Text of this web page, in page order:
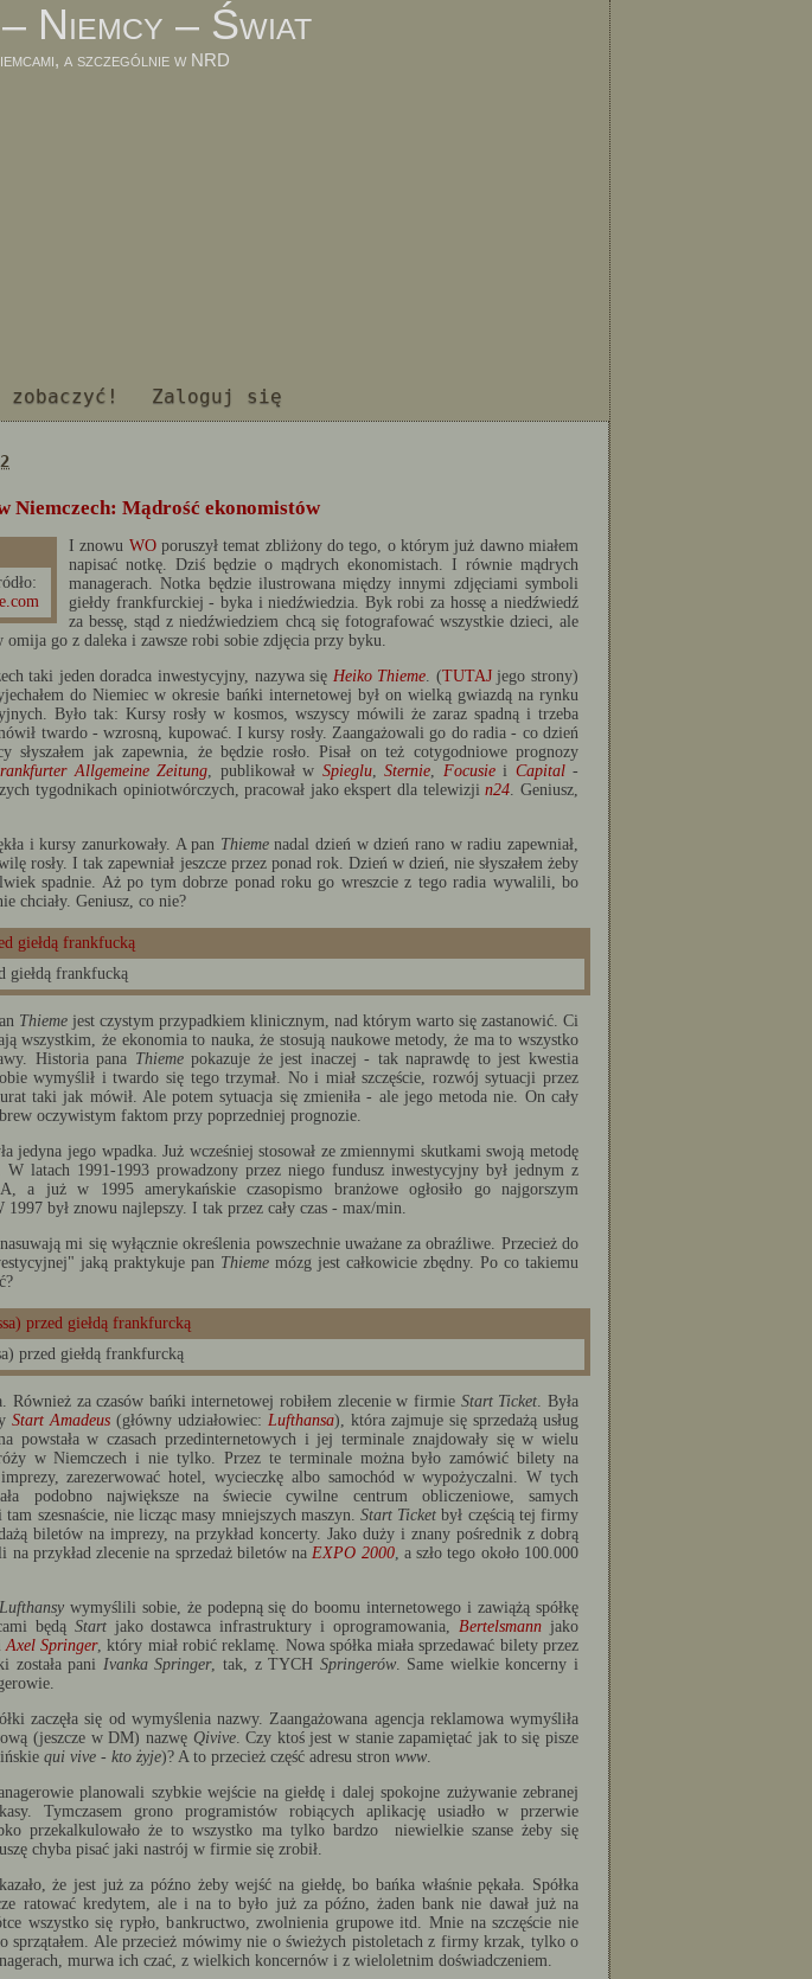
Niemcy – Świat
a szczególnie w NRD
zobaczyć! Zaloguj się
Niemczech: Mądrość ekonomistów
I znowu WOporuszył temat zbliżony do tego, o którym już dawno miałem
napisać notkę. Dziś będzie o mądrych ekonomistach. I równie mądrych
managerach. Notka będzie ilustrowana między innymi zdjęciami symboli
giełdy frankfurckiej - byka i niedźwiedzia. Byk robi za hossę a niedźwiedź
za bessę, stąd z niedźwiedziem chcą się fotografować wszystkie dzieci, ale
omija go z daleka i zawsze robi sobie zdjęcia przy byku.
taki jeden doradca inwestycyjny, nazywa się Heiko Thieme. (TUTAJjego strony)
do Niemiec w okresie bańki internetowej był on wielką gwiazdą na rynku
Było tak: Kursy rosły w kosmos, wszyscy mówili że zaraz spadną i trzeba
twardo - wzrosną, kupować. I kursy rosły. Zaangażowali go do radia - co dzień
słyszałem jak zapewnia, że będzie rosło. Pisał on też cotygodniowe prognozy
Allgemeine Zeitung, publikował w Spieglu, Sternie, Focusiei Capital-
tygodnikach opiniotwórczych, pracował jako ekspert dla telewizjin24. Geniusz,
i kursy zanurkowały. A pan Thiemenadal dzień w dzień rano w radiu zapewniał,
rosły. I tak zapewniał jeszcze przez ponad rok. Dzień w dzień, nie słyszałem żeby
spadnie. Aż po tym dobrze ponad roku go wreszcie z tego radia wywalili, bo
chciały. Geniusz, co nie?
giełdą frankfucką
Thieme jest czystym przypadkiem klinicznym, nad którym warto się zastanowić. Ci
wszystkim, że ekonomia to nauka, że stosują naukowe metody, że ma to wszystko
Historia pana Thiemepokazuje że jest inaczej - tak naprawdę to jest kwestia
wymyślił i twardo się tego trzymał. No i miał szczęście, rozwój sytuacji przez
taki jak mówił. Ale potem sytuacja się zmieniła - ale jego metoda nie. On cały
oczywistym faktom przy poprzedniej prognozie.
jedyna jego wpadka. Już wcześniej stosował ze zmiennymi skutkami swoją metodę
W latach 1991-1993 prowadzony przez niego fundusz inwestycyjny był jednym z
a już w 1995 amerykańskie czasopismo branżowe ogłosiło go najgorszym
1997 był znowu najlepszy. I tak przez cały czas - max/min.
mi się wyłącznie określenia powszechnie uważane za obraźliwe. Przecież do
jaką praktykuje pan Thieme mózg jest całkowicie zbędny. Po co takiemu
przed giełdą frankfurcką
Również za czasów bańki internetowej robiłem zlecenie w firmie Start Ticket. Była
Start Amadeus (główny udziałowiec: Lufthansa), która zajmuje się sprzedażą usług
powstała w czasach przedinternetowych i jej terminale znajdowały się w wielu
w Niemczech i nie tylko. Przez te terminale można było zamówić bilety na
zarezerwować hotel, wycieczkę albo samochód w wypożyczalni. W tych
podobno największe na świecie cywilne centrum obliczeniowe, samych
szesnaście, nie licząc masy mniejszych maszyn. Start Ticket był częścią tej firmy
biletów na imprezy, na przykład koncerty. Jako duży i znany pośrednik z dobrą
na przykład zlecenie na sprzedaż biletów naEXPO 2000, a szło tego około 100.000
Lufthansywymyślili sobie, że podepną się do boomu internetowego i zawiążą spółkę
będą Startjako dostawca infrastruktury i oprogramowania,Bertelsmann jako
Axel Springer, który miał robić reklamę. Nowa spółka miała sprzedawać bilety przez
została pani Ivanka Springer, tak, z TYCH Springerów. Same wielkie koncerny i
zaczęła się od wymyślenia nazwy. Zaangażowana agencja reklamowa wymyśliła
(jeszcze w DM) nazwę Qivive. Czy ktoś jest w stanie zapamiętać jak to się pisze
qui vive - kto żyje)? A to przecież część adresu stron www.
planowali szybkie wejście na giełdę i dalej spokojne zużywanie zebranej
Tymczasem grono programistów robiących aplikację usiadło w przerwie
przekalkulowało że to wszystko ma tylko bardzo niewielkie szanse żeby się
chyba pisać jaki nastrój w firmie się zrobił.
że jest już za późno żeby wejść na giełdę, bo bańka właśnie pękała. Spółka
ratować kredytem, ale i na to było już za późno, żaden bank nie dawał już na
wszystko się rypło, bankructwo, zwolnienia grupowe itd. Mnie na szczęście nie
sprzątałem. Ale przecież mówimy nie o świeżych pistoletach z firmy krzak, tylko o
murwa ich czać, z wielkich koncernów i z wieloletnim doświadczeniem.